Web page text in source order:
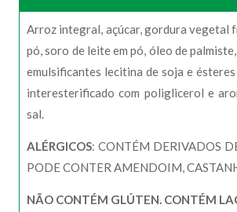
Arroz integral, açúcar, gordura vegetal
pó, soro de leite em pó, óleo de palmiste,
emulsificantes lecitina de soja e
interesterificado com poliglicerol e
sal.
ALÉRGICOS: CONTÉM DERIVADOS
PODE CONTER AMENDOIM,
NÃO CONTÉM GLÚTEN. CONTÉM